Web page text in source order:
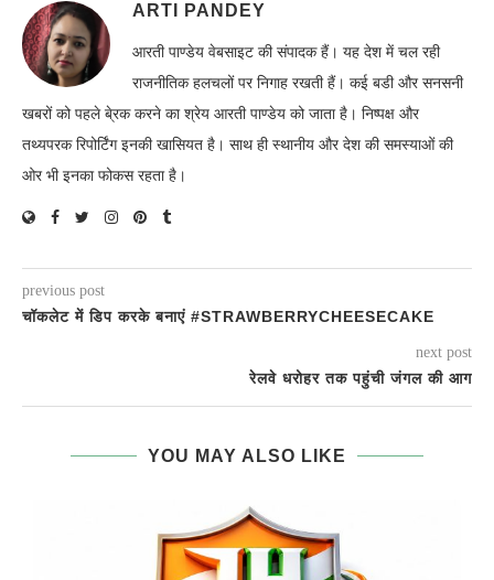
ARTI PANDEY
आरती पाण्डेय वेबसाइट की संपादक हैं। यह देश में चल रही
राजनीतिक हलचलों पर निगाह रखती हैं। कई बडी और सनसनी
खबरों को पहले बे्रक करने का श्रेय आरती पाण्डेय को जाता है। निष्पक्ष और
तथ्यपरक रिपोर्टिंग इनकी खासियत है। साथ ही स्थानीय और देश की समस्याओं की
ओर भी इनका फोकस रहता है।
previous post
चॉकलेट में डिप करके बनाएं #STRAWBERRYCHEESECAKE
next post
रेलवे धरोहर तक पहुंची जंगल की आग
YOU MAY ALSO LIKE